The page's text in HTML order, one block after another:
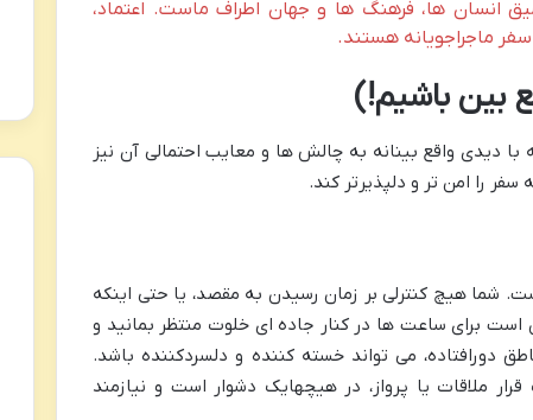
انسان ها، فرهنگ ها و جهان اطراف ماست. اعتماد،
ماجراجویانه هستند.
بین باشیم!)
دیدی واقع بینانه به چالش ها و معایب احتمالی آن نیز
سفر را امن تر و دلپذیرتر کند.
شما هیچ کنترلی بر زمان رسیدن به مقصد، یا حتی اینکه
است برای ساعت ها در کنار جاده ای خلوت منتظر بمانید و
دورافتاده، می تواند خسته کننده و دلسردکننده باشد.
ملاقات یا پرواز، در هیچهایک دشوار است و نیازمند